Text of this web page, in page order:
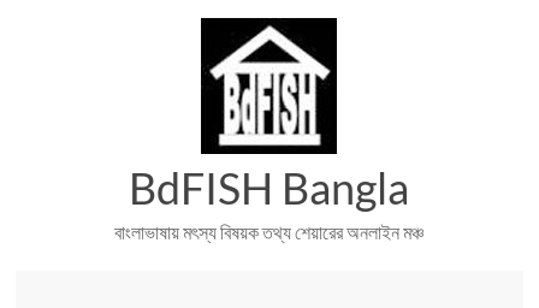
BdFISH Bangla
বাংলাভাষায় মৎস্য বিষয়ক তথ্য শেয়ারের অনলাইন মঞ্চ